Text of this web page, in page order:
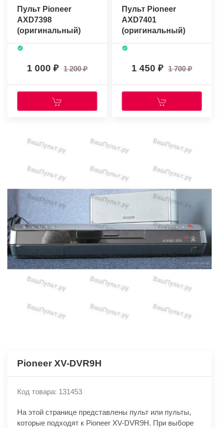
Пульт Pioneer
AXD7398
(оригинальный)
1 000 1 200
Пульт Pioneer
AXD7401
(оригинальный)
1 450 1 700
Pioneer XV-DVR9H
Код товара: 131453
На этой странице представлены пульт или пульты,
которые подходят к Pioneer XV-DVR9H. При выборе